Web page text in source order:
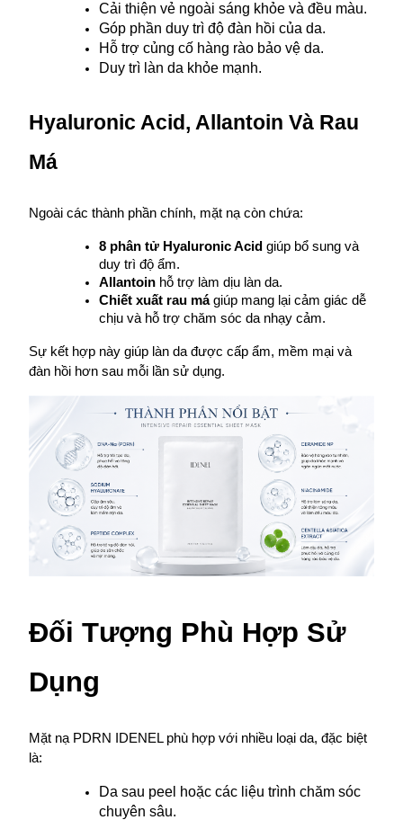
Cải thiện vẻ ngoài sáng khỏe và đều màu.
Góp phần duy trì độ đàn hồi của da.
Hỗ trợ củng cố hàng rào bảo vệ da.
Duy trì làn da khỏe mạnh.
Hyaluronic Acid, Allantoin Và Rau
Má
Ngoài các thành phần chính, mặt nạ còn chứa:
8 phân tử Hyaluronic Acid giúp bổ sung và
duy trì độ ẩm.
Allantoin hỗ trợ làm dịu làn da.
Chiết xuất rau má giúp mang lại cảm giác dễ
chịu và hỗ trợ chăm sóc da nhạy cảm.
Sự kết hợp này giúp làn da được cấp ẩm, mềm mại và
Đối Tượng Phù Hợp Sử
Dụng
Mặt nạ PDRN IDENEL phù hợp với nhiều loại da, đặc biệt
là:
Da sau peel hoặc các liệu trình chăm sóc
chuyên sâu.